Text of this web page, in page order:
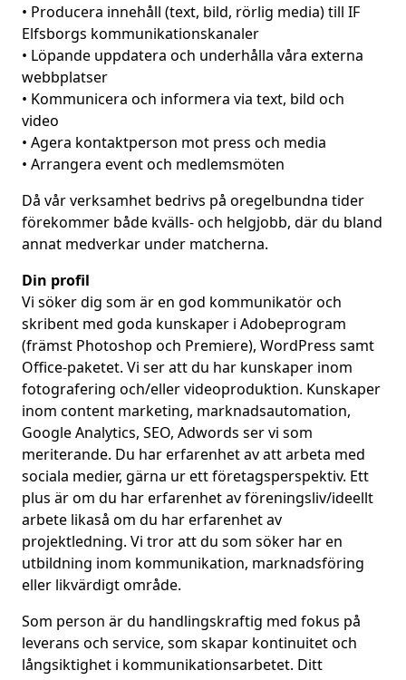
• Producera innehåll (text, bild, rörlig media) till IF
Elfsborgs kommunikationskanaler
• Löpande uppdatera och underhålla våra externa
webbplatser
• Kommunicera och informera via text, bild och
video
• Agera kontaktperson mot press och media
• Arrangera event och medlemsmöten
Då vår verksamhet bedrivs på oregelbundna tider
förekommer både kvälls- och helgjobb, där du bland
annat medverkar under matcherna.
Din profil
Vi söker dig som är en god kommunikatör och
skribent med goda kunskaper i Adobeprogram
(främst Photoshop och Premiere), WordPress samt
Office-paketet. Vi ser att du har kunskaper inom
fotografering och/eller videoproduktion. Kunskaper
inom content marketing, marknadsautomation,
Google Analytics, SEO, Adwords ser vi som
meriterande. Du har erfarenhet av att arbeta med
sociala medier, gärna ur ett företagsperspektiv. Ett
plus är om du har erfarenhet av föreningsliv/ideellt
arbete likaså om du har erfarenhet av
projektledning. Vi tror att du som söker har en
utbildning inom kommunikation, marknadsföring
eller likvärdigt område.
Som person är du handlingskraftig med fokus på
leverans och service, som skapar kontinuitet och
långsiktighet i kommunikationsarbetet. Ditt